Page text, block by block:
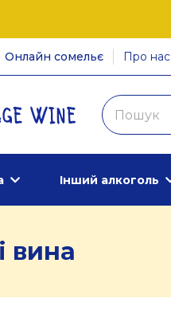
Онлайн сомельє Про нас
Інший алкоголь
вина